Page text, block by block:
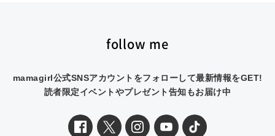
follow me
mamagirl公式SNSアカウントをフォローして最新情報をGET!
読者限定イベントやプレゼント告知もお届け中